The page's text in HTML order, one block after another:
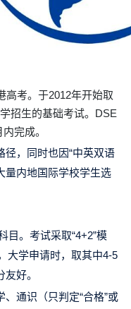
高考。于2012年开始取
招生的基础考试。 DSE
完成。
径，同时也因“中英双语
量内地国际学校学生选
目。考试采取“4+2”模
大学申请时，取其中4-5
好。
通识（只判定“合格”或